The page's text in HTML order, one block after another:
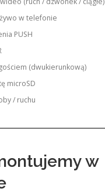
w telefonie
PUSH
(dwukierunkową)
microSD
/ ruchu
w